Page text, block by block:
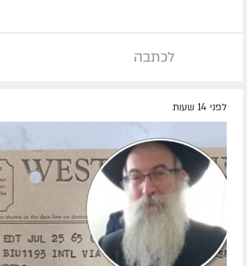
לכתבה
לפני 14 שעות